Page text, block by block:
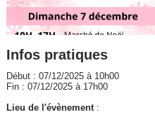
Infos pratiques
Début : 07/12/2025 à 10h00
Fin : 07/12/2025 à 17h00
Lieu de l'évènement: